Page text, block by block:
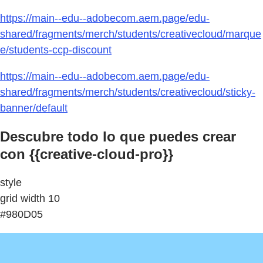
https://main--edu--adobecom.aem.page/edu-
shared/fragments/merch/students/creativecloud/marque
e/students-ccp-discount
https://main--edu--adobecom.aem.page/edu-
shared/fragments/merch/students/creativecloud/sticky-
banner/default
Descubre todo lo que puedes crear
con {{creative-cloud-pro}}
style
grid width 10
#980D05